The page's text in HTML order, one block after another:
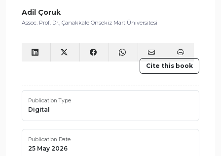
Adil Çoruk
Assoc. Prof. Dr., Çanakkale Onsekiz Mart Üniversitesi
Cite this book
Publication Type
Digital
Publication Date
25 May 2026